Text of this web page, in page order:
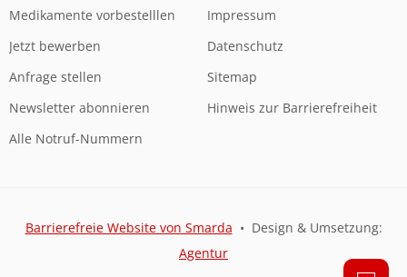
Medikamente vorbestelllen
Jetzt bewerben
Anfrage stellen
Newsletter abonnieren
Alle Notruf-Nummern
Impressum
Datenschutz
Sitemap
Hinweis zur Barrierefreiheit
Barrierefreie Website von Smarda • Design & Umsetzung:
Agentur